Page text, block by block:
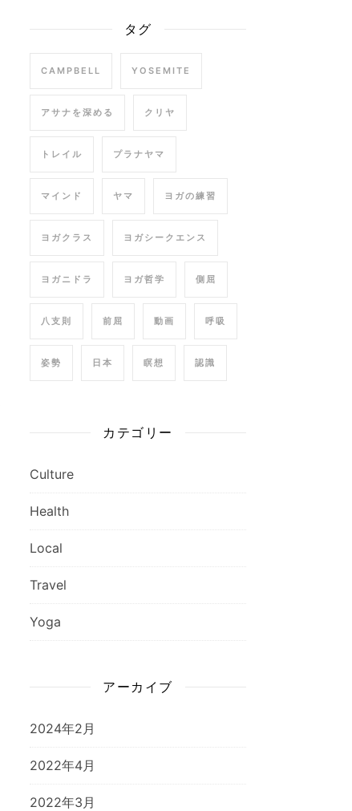
タグ
CAMPBELL YOSEMITE
アサナを深める クリヤ
トレイル プラナヤマ
マインド ヤマ ヨガの練習
ヨガクラス ヨガシークエンス
ヨガニドラ ヨガ哲学 側屈
八支則 前屈 動画 呼吸
姿勢 日本 瞑想 認識
カテゴリー
Culture
Health
Local
Travel
Yoga
アーカイブ
2024年2月
2022年4月
2022年3月